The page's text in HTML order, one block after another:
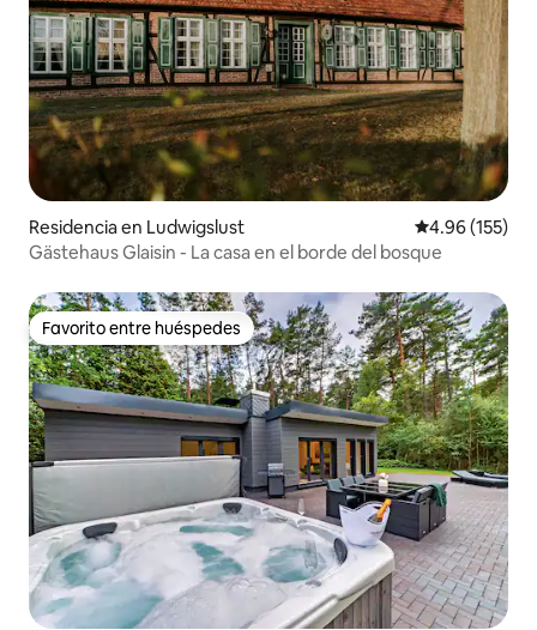
Residencia en Ludwigslust Calificación
4.96 (155)
Gästehaus Glaisin - La casa en el borde del bosque
Favorito entre huéspedes
Favorito entre huéspedes